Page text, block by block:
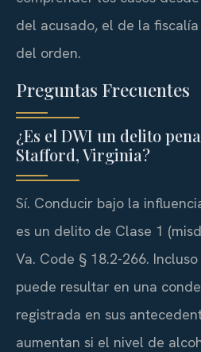
del acusado, el de la
del orden.
Preguntas Frecuentes
¿Es el DWI un delito
Stafford, Virginia?
Sí. Conducir bajo la
es un delito de Clase 1 (
Va. Code § 18.2-266.
puede resultar en una
registrada en sus
aumentan si el nivel de